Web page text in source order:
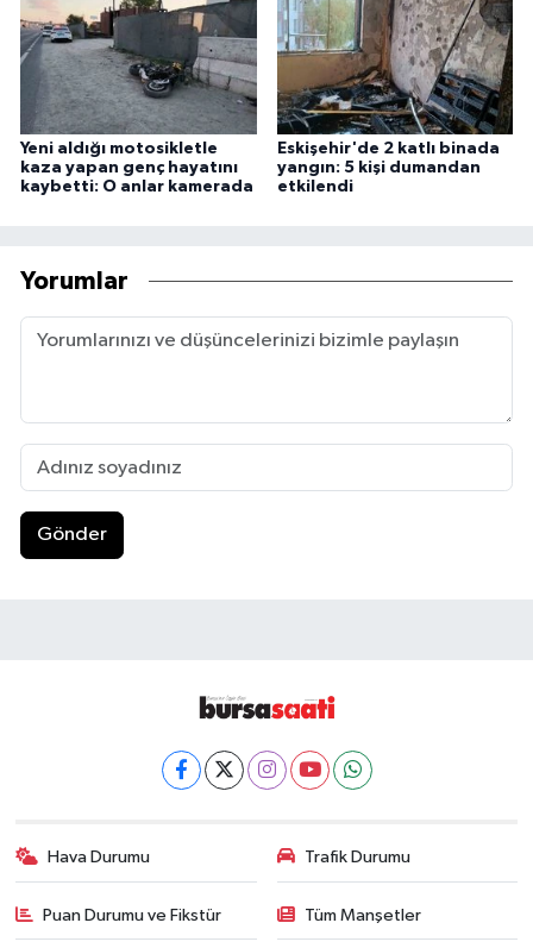
Yeni aldığı motosikletle
kaza yapan genç hayatını
kaybetti: O anlar kamerada
Eskişehir'de 2 katlı binada
yangın: 5 kişi dumandan
etkilendi
Yorumlar
Gönder
Hava Durumu Trafik Durumu
Puan Durumu ve Fikstür Tüm Manşetler